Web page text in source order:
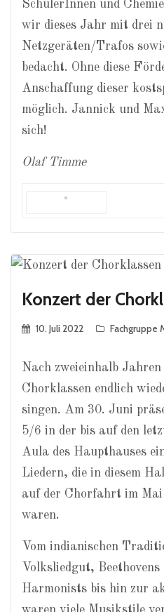
SchülerInnen und
wir dieses Jahr mit drei
Netzgeräten/Trafos
bedacht. Ohne diese
Anschaffung dieser
möglich. Jannick und
sich!
Olaf Timme
Konzert der
10. Juli 2022 Fachgruppe
Nach zweieinhalb
Chorklassen endlich
singen. Am 30. Juni
5/6 in der bis auf den
Aula des Haupthauses
Liedern, die in diesem
auf der Chorfahrt im Mai
waren.
Vom indianischen
Volksliedgut,
Harmonists bis hin zur